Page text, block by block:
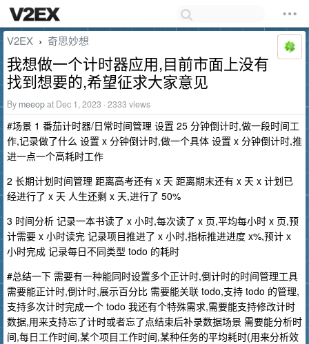
V2EX › 奇思妙想
我想做一个计时器应用,目前市面上没有
找到想要的,希望征求大家意见
By meeopat Dec 1, 2023 · 2333 views
#场景 1 番茄计时器/日常时间管理 设置 25 分钟倒计时,做一段时间工
作,记录做了什么 设置 x 分钟倒计时,做一个具体 设置 x 分钟倒计时,推
进一点一个高耗时工作
2 长期计划时间管理 距离高考还有 x 天 距离期末还有 x 天 x 计划已
经进行了 x 天 人生还剩 x 天,进行了 50%
3 时间分析 记录一本书读了 x 小时,每次读了 x 页,平均每小时 x 页,预
计需要 x 小时读完 记录项目推进了 x 小时,指标推进进度 x%,预计 x
小时完成 记录每日不同类型 todo 的耗时
#总结一下 需要有一种能同时设置多个正计时,倒计时的时间管理工具
需要能正计时,倒计时,展示百分比 需要能关联 todo,支持 todo 的管理,
支持多次计时完成一个 todo 我还有个特殊需求,需要能支持修改计时
数据,用来支持忘了计时或者忘了点结束后补录数据场景 需要能分析时
间,每日工作时间,某个项目工作时间,某种任务的平均耗时(用来分析效